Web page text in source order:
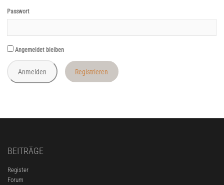
Passwort
Angemeldet bleiben
Registrieren
BEITRÄGE
Register
Forum